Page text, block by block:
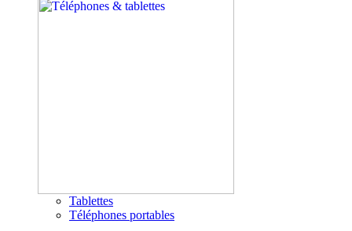
Tablettes
Téléphones portables